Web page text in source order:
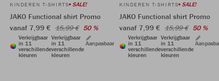
KINDEREN T-SHIRTS SALE!
JAKO Functional shirt Promo
vanaf 7,99 € 15,99 € 50 %
Verkrijgbaar
in 11
verschillende
kleuren
Verkrijgbaar
in 11
verschillende
kleuren
Aanpasbaar
KINDEREN T-SHIRTS SALE!
JAKO Functional shirt Promo
vanaf 7,99 € 15,99 € 50 %
Verkrijgbaar
in 11
verschillende
kleuren
Verkrijgbaar
in 11
verschillende
kleuren